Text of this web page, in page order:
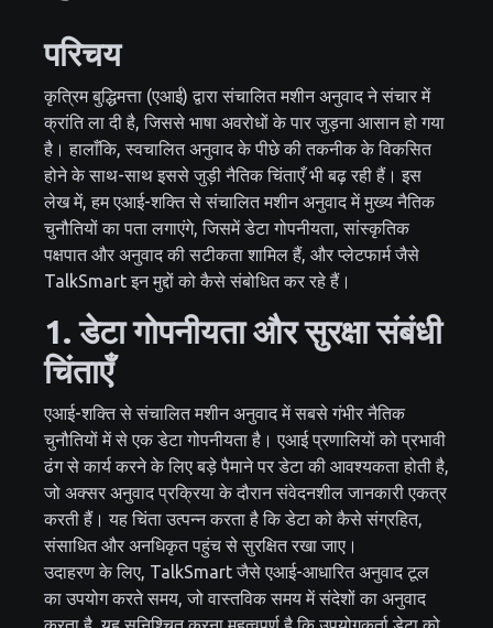
परिचय
कृत्रिम बुद्धिमत्ता (एआई) द्वारा संचालित मशीन अनुवाद ने संचार में
क्रांति ला दी है, जिससे भाषा अवरोधों के पार जुड़ना आसान हो गया
है। हालाँकि, स्वचालित अनुवाद के पीछे की तकनीक के विकसित
होने के साथ-साथ इससे जुड़ी नैतिक चिंताएँ भी बढ़ रही हैं। इस
लेख में, हम एआई-शक्ति से संचालित मशीन अनुवाद में मुख्य नैतिक
चुनौतियों का पता लगाएंगे, जिसमें डेटा गोपनीयता, सांस्कृतिक
पक्षपात और अनुवाद की सटीकता शामिल हैं, और प्लेटफार्म जैसे
TalkSmart इन मुद्दों को कैसे संबोधित कर रहे हैं।
1. डेटा गोपनीयता और सुरक्षा संबंधी
चिंताएँ
एआई-शक्ति से संचालित मशीन अनुवाद में सबसे गंभीर नैतिक
चुनौतियों में से एक डेटा गोपनीयता है। एआई प्रणालियों को प्रभावी
ढंग से कार्य करने के लिए बड़े पैमाने पर डेटा की आवश्यकता होती है,
जो अक्सर अनुवाद प्रक्रिया के दौरान संवेदनशील जानकारी एकत्र
करती हैं। यह चिंता उत्पन्न करता है कि डेटा को कैसे संग्रहित,
संसाधित और अनधिकृत पहुंच से सुरक्षित रखा जाए।
उदाहरण के लिए, TalkSmart जैसे एआई-आधारित अनुवाद टूल
का उपयोग करते समय, जो वास्तविक समय में संदेशों का अनुवाद